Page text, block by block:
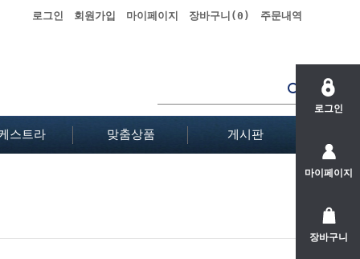
로그인
마이페이지
장바구니
로그인 회원가입 마이페이지 장바구니(0 ) 주문내역
스트라 맞춤상품 게시판